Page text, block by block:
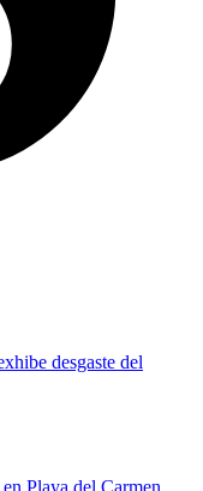
desgaste del
Playa del Carmen